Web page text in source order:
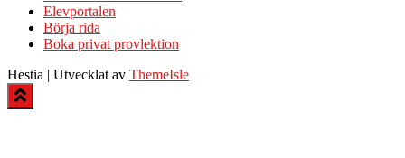
Elevportalen
Börja rida
Boka privat provlektion
Hestia | Utvecklat av ThemeIsle